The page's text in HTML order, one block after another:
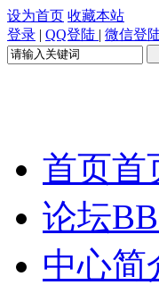
设为首页 收藏本站
登录 | QQ登陆 | 微信登
首页首
论坛
中心简